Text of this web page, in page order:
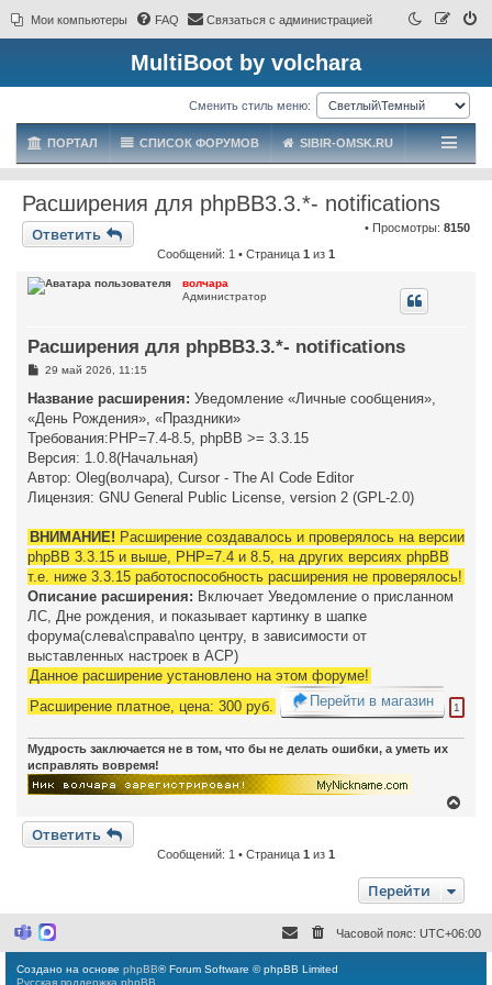
Мои компьютеры FAQ Связаться с администрацией
MultiBoot by volchara
Сменить стиль меню:
ПОРТАЛ СПИСОК ФОРУМОВ SIBIR-OMSK.RU
Расширения для phpBB3.3.*- notifications
Ответить • Просмотры: 8150
Сообщений: 1 • Страница 1 из 1
волчара
Администратор
Расширения для phpBB3.3.*- notifications
С
о
щ
е
и
е
29 май 2026, 11:15
Название расширения: Уведомление «Личные сообщения»,
«День Рождения», «Праздники»
Требования:PHP=7.4-8.5, phpBB >= 3.3.15
Версия: 1.0.8(Начальная)
Автор: Oleg(волчара), Cursor - The AI Code Editor
Лицензия: GNU General Public License, version 2 (GPL-2.0)
ВНИМАНИЕ! Расширение создавалось и проверялось на версии
phpBB 3.3.15 и выше, PHP=7.4 и 8.5, на других версиях phpBB
т.е. ниже 3.3.15 работоспособность расширения не проверялось!
Описание расширения: Включает Уведомление о присланном
ЛС, Дне рождения, и показывает картинку в шапке
форума(слева\справа\по центру, в зависимости от
выставленных настроек в ACP)
Данное расширение установлено на этом форуме!
Расширение платное, цена: 300 руб.
Перейти в магазин 1
Мудрость заключается не в том, что бы не делать ошибки, а уметь их
исправлять вовремя!
т
к
н
Ответить
Сообщений: 1 • Страница 1 из 1
Перейти
M
r
M
Часовой пояс: UTC+06:00
Создано на основе phpBB® Forum Software © phpBB Limited
Русская поддержка phpBB